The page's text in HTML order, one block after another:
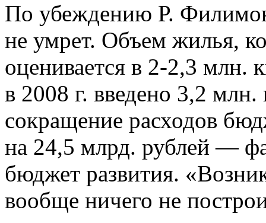
По убеждению Р.
не умрет. Объем жилья,
оценивается в 2-2,3 млн.
в 2008 г. введено 3,2
сокращение расходов
на 24,5 млрд. рублей —
бюджет развития.
вообще ничего не